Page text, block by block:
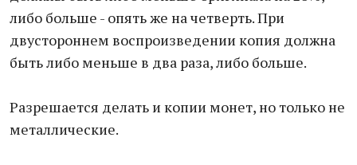
либо больше - опять же на четверть. При
двустороннем воспроизведении копия должна
быть либо меньше в два раза, либо больше.
Разрешается делать и копии монет, но только не
металлические.